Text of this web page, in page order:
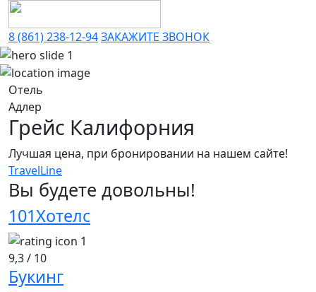
8 (861) 238-12-94ЗАКАЖИТЕ ЗВОНОК
Отель
Адлер
Грейс Калифорния
Лучшая цена, при бронировании на нашем сайте!
TravelLine
Вы будете довольны!
101Хотелс
9,3/ 10
Букинг